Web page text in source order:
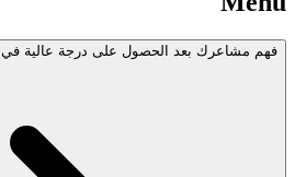
فهم مشاعرك بعد الحصول على درجة عالية في